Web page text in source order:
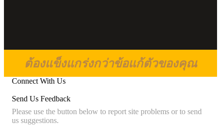
ต้องแข็งแกร่งกว่าข้อแก้ตัวของคุณ
Connect With Us
Send Us Feedback
Please use the button below to report site problems or to send
us suggestions.